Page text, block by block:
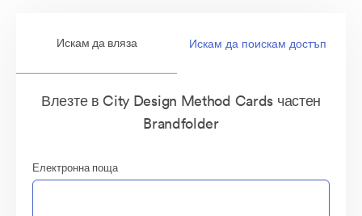
Искам да вляза Искам да поискам достъп
Влезте в City Design Method Cards частен
Brandfolder
Електронна поща